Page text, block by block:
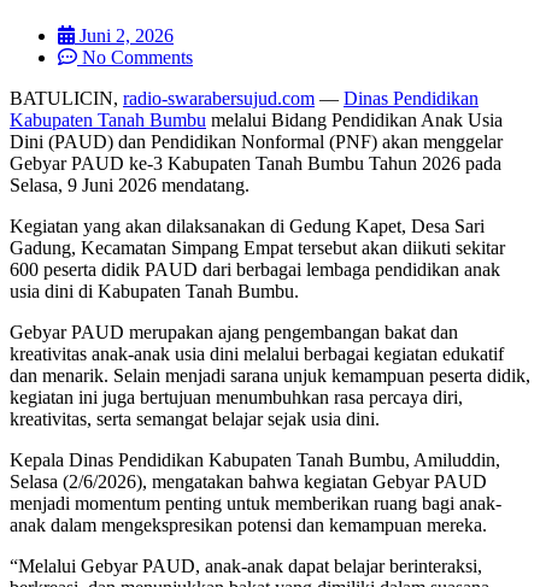
Juni 2, 2026
No Comments
BATULICIN, radio-swarabersujud.com — Dinas Pendidikan
Kabupaten Tanah Bumbu melalui Bidang Pendidikan Anak Usia
Dini (PAUD) dan Pendidikan Nonformal (PNF) akan menggelar
Gebyar PAUD ke-3 Kabupaten Tanah Bumbu Tahun 2026 pada
Selasa, 9 Juni 2026 mendatang.
Kegiatan yang akan dilaksanakan di Gedung Kapet, Desa Sari
Gadung, Kecamatan Simpang Empat tersebut akan diikuti sekitar
600 peserta didik PAUD dari berbagai lembaga pendidikan anak
usia dini di Kabupaten Tanah Bumbu.
Gebyar PAUD merupakan ajang pengembangan bakat dan
kreativitas anak-anak usia dini melalui berbagai kegiatan edukatif
dan menarik. Selain menjadi sarana unjuk kemampuan peserta didik,
kegiatan ini juga bertujuan menumbuhkan rasa percaya diri,
kreativitas, serta semangat belajar sejak usia dini.
Kepala Dinas Pendidikan Kabupaten Tanah Bumbu, Amiluddin,
Selasa (2/6/2026), mengatakan bahwa kegiatan Gebyar PAUD
menjadi momentum penting untuk memberikan ruang bagi anak-
anak dalam mengekspresikan potensi dan kemampuan mereka.
“Melalui Gebyar PAUD, anak-anak dapat belajar berinteraksi,